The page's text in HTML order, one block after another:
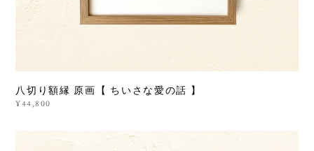
八切り額縁 原画【 ちいさな愛の話 】
¥44,800